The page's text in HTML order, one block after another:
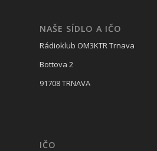
NAŠE SÍDLO A IČO
Rádioklub OM3KTR Trnava
Bottova 2
91708 TRNAVA
IČO